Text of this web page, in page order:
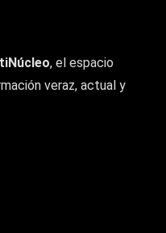
, el espacio
veraz, actual y